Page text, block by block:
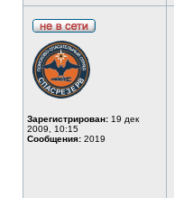
Зарегистрирован: 19 дек
2009, 10:15
Сообщения: 2019